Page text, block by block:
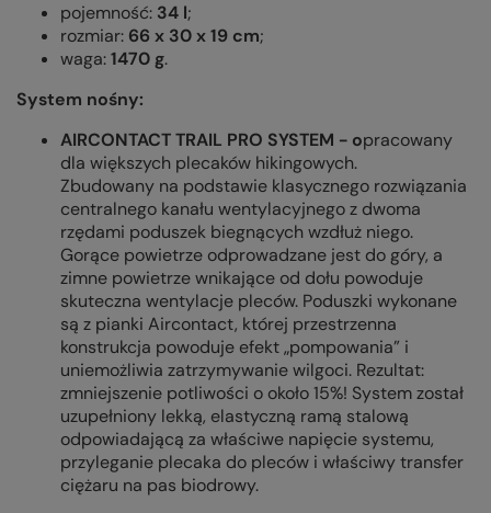
pojemność: 34 l;
rozmiar: 66 x 30 x 19 cm;
waga:1470 g.
System nośny:
AIRCONTACT TRAIL PRO SYSTEM - opracowany
dla większych plecaków hikingowych.
Zbudowany na podstawie klasycznego rozwiązania
centralnego kanału wentylacyjnego z dwoma
rzędami poduszek biegnących wzdłuż niego.
Gorące powietrze odprowadzane jest do góry, a
zimne powietrze wnikające od dołu powoduje
skuteczna wentylacje pleców. Poduszki wykonane
są z pianki Aircontact, której przestrzenna
konstrukcja powoduje efekt „pompowania” i
uniemożliwia zatrzymywanie wilgoci. Rezultat:
zmniejszenie potliwości o około 15%! System został
uzupełniony lekką, elastyczną ramą stalową
odpowiadającą za właściwe napięcie systemu,
przyleganie plecaka do pleców i właściwy transfer
ciężaru na pas biodrowy.